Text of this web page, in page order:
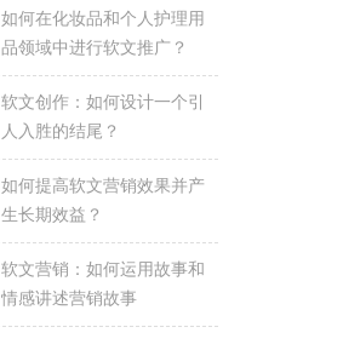
如何在化妆品和个人护理用
品领域中进行软文推广？
软文创作：如何设计一个引
人入胜的结尾？
如何提高软文营销效果并产
生长期效益？
软文营销：如何运用故事和
情感讲述营销故事